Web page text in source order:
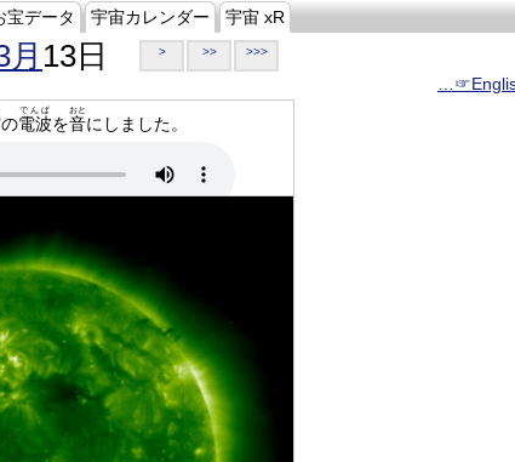
宝データ 宇宙カレンダー 宇宙 xR
13日 > >> >>>
の電波
でんぱ
を音
おと
にしました。